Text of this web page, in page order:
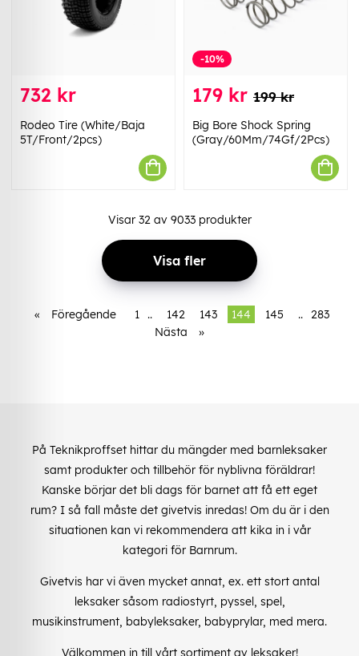
732 kr
Rodeo Tire (White/Baja
5T/Front/2pcs)
-10%
179 kr 199 kr
Big Bore Shock Spring
(Gray/60Mm/74Gf/2Pcs)
Visar 32av 9033produkter
Visa fler
« Föregående 1 .. 142 143 144 145 .. 283
Nästa
»
På Teknikproffset hittar du mängder med barnleksaker
samt produkter och tillbehör för nyblivna föräldrar!
Kanske börjar det bli dags för barnet att få ett eget
rum? I så fall måste det givetvis inredas! Om du är i den
situationen kan vi rekommendera att kika in i vår
kategori för Barnrum.
Givetvis har vi även mycket annat, ex. ett stort antal
leksaker såsom radiostyrt, pyssel, spel,
musikinstrument, babyleksaker, babyprylar, med mera.
Välkommen in till vårt sortiment av leksaker!